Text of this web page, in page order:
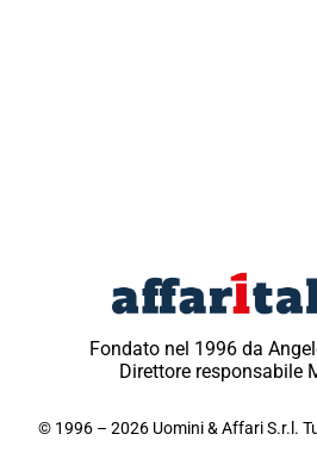
Fondato nel 1996 da
Direttore responsabile
© 1996 – 2026 Uomini & Affari S.r.l.